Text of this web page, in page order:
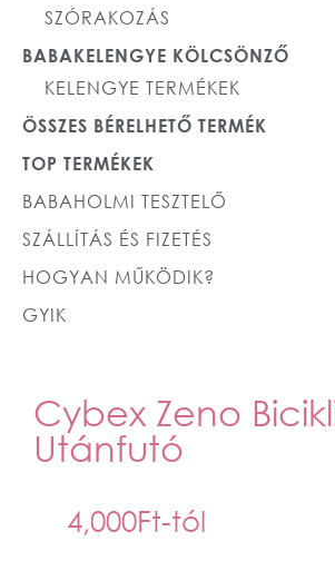
SZÓRAKOZÁS
BABAKELENGYE KÖLCSÖNZŐ
KELENGYE TERMÉKEK
ÖSSZES BÉRELHETŐ TERMÉK
TOP TERMÉKEK
BABAHOLMI TESZTELŐ
SZÁLLÍTÁS ÉS FIZETÉS
HOGYAN MŰKÖDIK?
GYIK
Cybex Zeno
Utánfutó
4,000Ft-tól